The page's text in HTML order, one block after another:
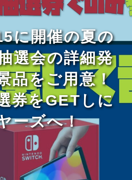
に開催の夏の
選会の詳細発
品をご用意！
券をGETしに
ーズへ！